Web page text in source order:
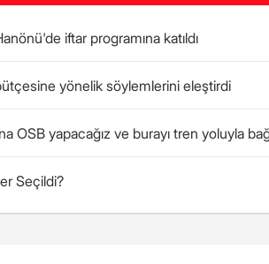
iftar programına katıldı
yönelik söylemlerini eleştirdi
OSB yapacağız ve burayı tren yoluyla
Seçildi?